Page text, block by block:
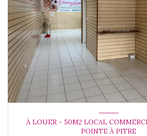
À LOUER - 50M2 LOCAL
POINTE À PITRE